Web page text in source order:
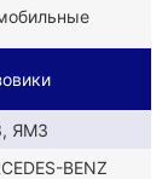
ЯМЗ
BENZ